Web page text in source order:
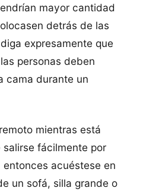
mayor cantidad
detrás de las
expresamente que
personas deben
cama durante un
mientras está
fácilmente por
acuéstese en
un sofá, silla grande o